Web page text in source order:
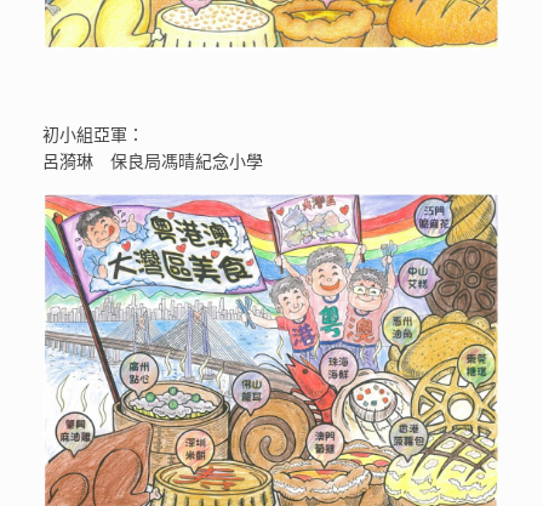
初小組亞軍：
呂漪琳 保良局馮晴紀念小學